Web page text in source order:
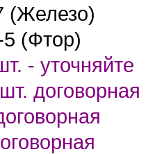
(Железо)
(Фтор)
- уточняйте
договорная